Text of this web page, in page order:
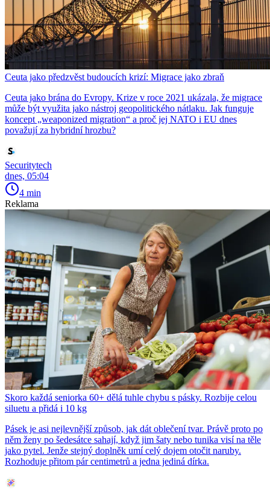
Ceuta jako předzvěst budoucích krizí: Migrace jako zbraň
Ceuta jako brána do Evropy. Krize v roce 2021 ukázala, že migrace
může být využita jako nástroj geopolitického nátlaku. Jak funguje
koncept „weaponized migration“ a proč jej NATO i EU dnes
považují za hybridní hrozbu?
Securitytech
dnes, 05:04
4 min
Reklama
Skoro každá seniorka 60+ dělá tuhle chybu s pásky. Rozbije celou
siluetu a přidá i 10 kg
Pásek je asi nejlevnější způsob, jak dát oblečení tvar. Právě proto po
něm ženy po šedesátce sahají, když jim šaty nebo tunika visí na těle
jako pytel. Jenže stejný doplněk umí celý dojem otočit naruby.
Rozhoduje přitom pár centimetrů a jedna jediná dírka.